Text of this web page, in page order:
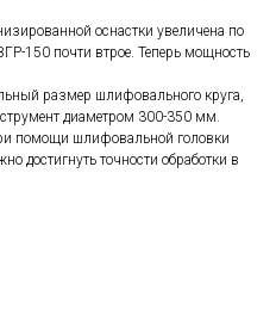
оснастки увеличена по
150 почти втрое. Теперь мощность
размер шлифовального круга,
диаметром 300-350 мм.
помощи шлифовальной головки
достигнуть точности обработки в